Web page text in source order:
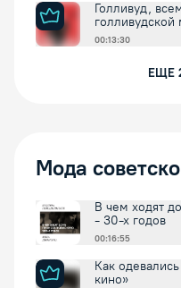
Голливуд,
00:13:30
ЕЩЕ
Мода
В чем ходят
- 30-х годов
00:16:55
Как
кино»